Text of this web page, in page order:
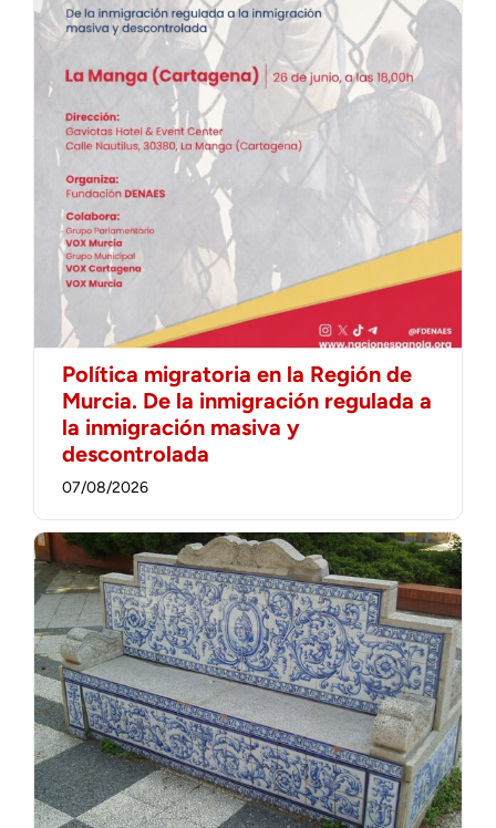
Política migratoria en la Región de
Murcia. De la inmigración regulada a
la inmigración masiva y
descontrolada
07/08/2026